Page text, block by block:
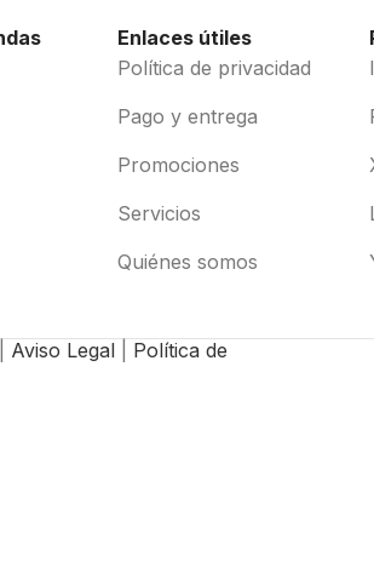
Enlaces útiles
Política de privacidad
Pago y entrega
Promociones
Servicios
Quiénes somos
Aviso Legal
Política de